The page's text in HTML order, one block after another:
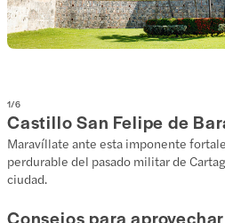
1/6
Castillo San Felipe de
Maravíllate ante esta imponente
perdurable del pasado militar de
ciudad.
Consejos para